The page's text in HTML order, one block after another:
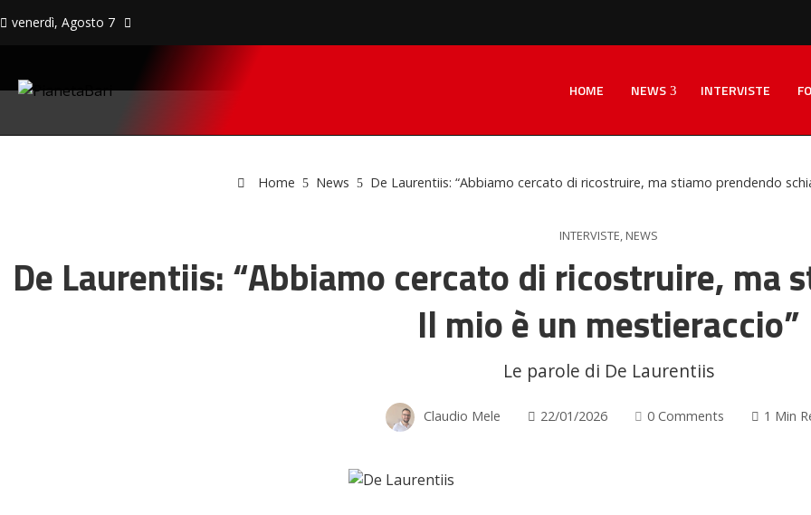
venerdì, Agosto 7
HOME NEWS INTERVISTE
Home News De Laurentiis: “Abbiamo cercato di ricostruire, ma stiamo prendendo
INTERVISTE, NEWS
De Laurentiis: “Abbiamo cercato di ricostruire, ma
Il mio è un mestieraccio”
Le parole di De Laurentiis
Claudio Mele 22/01/2026 0 Comments 1 Min